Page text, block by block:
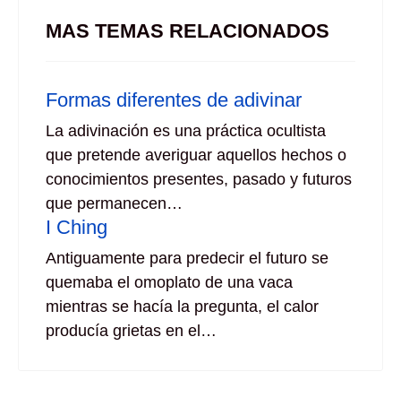
MAS TEMAS RELACIONADOS
Formas diferentes de adivinar
La adivinación es una práctica ocultista
que pretende averiguar aquellos hechos o
conocimientos presentes, pasado y futuros
que permanecen…
I Ching
Antiguamente para predecir el futuro se
quemaba el omoplato de una vaca
mientras se hacía la pregunta, el calor
producía grietas en el…